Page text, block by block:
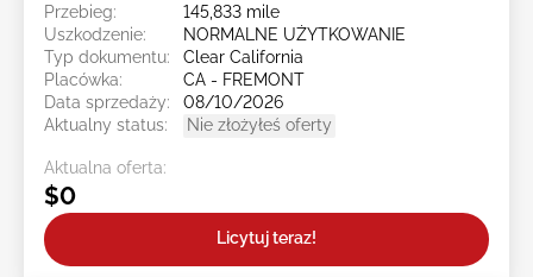
Przebieg:
145,833 mile
Uszkodzenie:
NORMALNE UŻYTKOWANIE
Typ dokumentu:
Clear California
Placówka:
CA - FREMONT
Data sprzedaży:
08/10/2026
Aktualny status:
Nie złożyłeś oferty
Aktualna oferta:
$0
Licytuj teraz!